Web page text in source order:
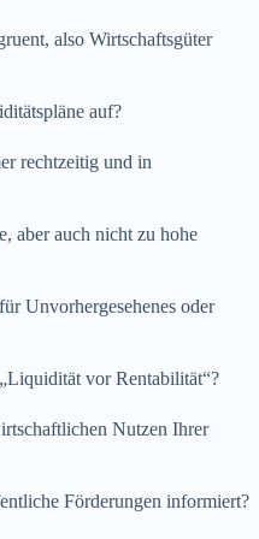
also Wirtschaftsgüter
auf?
rechtzeitig und in
aber auch nicht zu hohe
Unvorhergesehenes oder
vor Rentabilität“?
Nutzen Ihrer
Förderungen informiert?